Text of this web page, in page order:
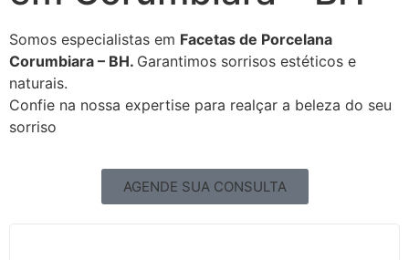
Somos especialistas em Facetas de Porcelana
Corumbiara – BH. Garantimos sorrisos estéticos e
naturais.
Confie na nossa expertise para realçar a beleza do seu
sorriso
AGENDE SUA CONSULTA